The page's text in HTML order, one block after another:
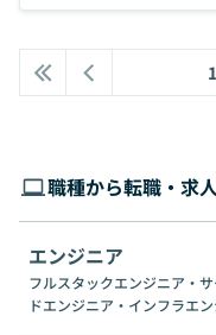
1
職種から転職・求
エンジニア
フルスタックエンジニア・
ドエンジニア・インフラエ